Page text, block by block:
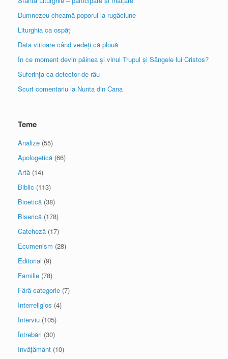
Dumnezeu cheamă poporul la rugăciune
Liturghia ca ospăț
Data viitoare când vedeți că plouă
În ce moment devin pâinea și vinul Trupul și Sângele lui Cristos?
Suferința ca detector de rău
Scurt comentariu la Nunta din Cana
Teme
Analize (55)
Apologetică (66)
Artă (14)
Biblic (113)
Bioetică (38)
Biserică (178)
Cateheză (17)
Ecumenism (28)
Editorial (9)
Familie (78)
Fără categorie (7)
Interreligios (4)
Interviu (105)
Întrebări (30)
Învăţământ (10)